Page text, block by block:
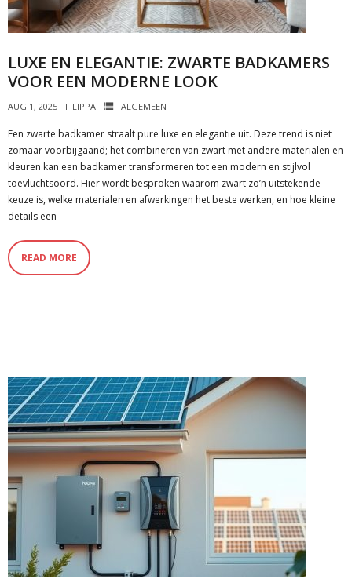
LUXE EN ELEGANTIE: ZWARTE BADKAMERS
VOOR EEN MODERNE LOOK
AUG 1, 2025 FILIPPA ALGEMEEN
Een zwarte badkamer straalt pure luxe en elegantie uit. Deze trend is niet
zomaar voorbijgaand; het combineren van zwart met andere materialen en
kleuren kan een badkamer transformeren tot een modern en stijlvol
toevluchtsoord. Hier wordt besproken waarom zwart zo’n uitstekende
keuze is, welke materialen en afwerkingen het beste werken, en hoe kleine
details een
READ MORE